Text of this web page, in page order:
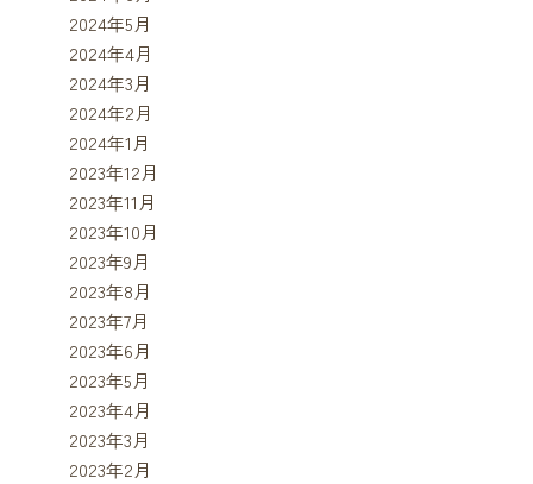
2024年5月
2024年4月
2024年3月
2024年2月
2024年1月
2023年12月
2023年11月
2023年10月
2023年9月
2023年8月
2023年7月
2023年6月
2023年5月
2023年4月
2023年3月
2023年2月